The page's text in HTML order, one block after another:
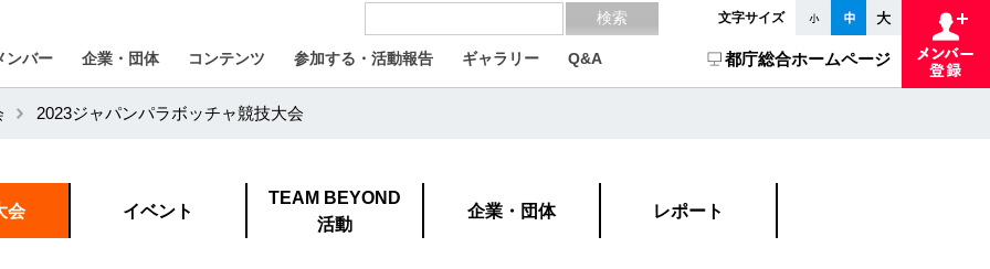
文字サイズ
ンバー 企業・団体 コンテンツ 参加する・活動報告 ギャラリー Q&A 都庁総合ホームページ
2023ジャパンパラボッチャ競技大会
会 イベント
TEAM BEYOND
活動
企業・団体 レポート